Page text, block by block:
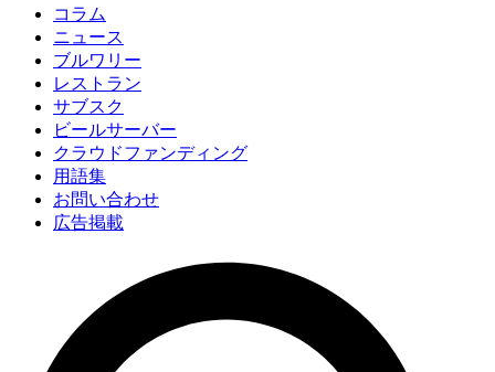
コラム
ニュース
ブルワリー
レストラン
サブスク
ビールサーバー
クラウドファンディング
用語集
お問い合わせ
広告掲載